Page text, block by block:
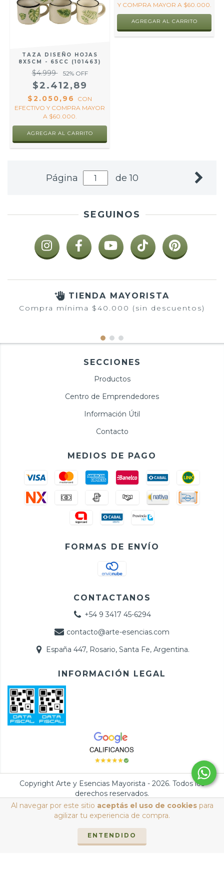
Al navegar por este sitio aceptás el uso de cookiespara
agilizar tu experiencia de compra.
ENTENDIDO
TAZA DISEÑO HOJAS
8X5CM - 65CC (101463)
$4.999 52% OFF
$2.412,89
$2.050,96
CON
EFECTIVO Y COMPRA MAYOR
A $60.000.
Y COMPRA MAYOR A $60.000.
AGREGAR AL CARRITO
Página de 10
SEGUINOS
TIENDA MAYORISTA
Compra mínima $40.000 (sin descuentos)
SECCIONES
Productos
Centro de Emprendedores
Información Útil
Contacto
MEDIOS DE PAGO
FORMAS DE ENVÍO
CONTACTANOS
+54 9 3417 45-6294
contacto@arte-esencias.com
España 447, Rosario, Santa Fe, Argentina.
INFORMACIÓN LEGAL
Copyright Arte y Esencias Mayorista - 2026. Todos los
derechos reservados.
Defensa de las y los consumidores. Para reclamos ingresá acá.
Botón de arrepentimiento